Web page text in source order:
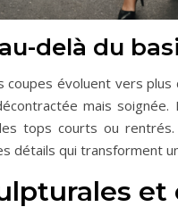
delà du
coupes évoluent vers
mais
tops courts ou
détails qui transforment
et